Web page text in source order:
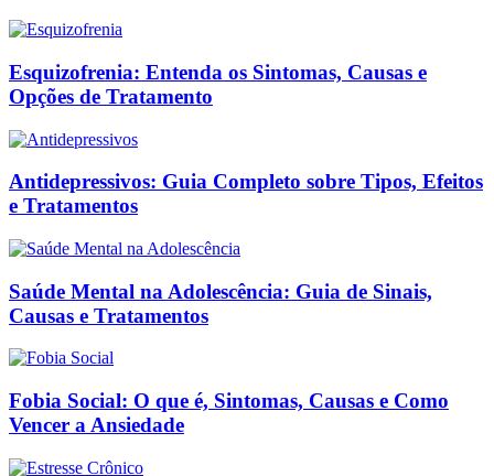
Esquizofrenia: Entenda os Sintomas, Causas e
Opções de Tratamento
Antidepressivos: Guia Completo sobre Tipos, Efeitos
e Tratamentos
Saúde Mental na Adolescência: Guia de Sinais,
Causas e Tratamentos
Fobia Social: O que é, Sintomas, Causas e Como
Vencer a Ansiedade